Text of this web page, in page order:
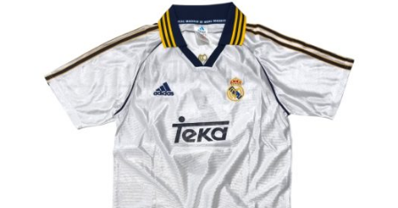
Liga Española – La Liga
Liga Francesa
Liga Italiana-Serie A